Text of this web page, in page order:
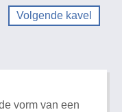
Volgende kavel
vorm van een